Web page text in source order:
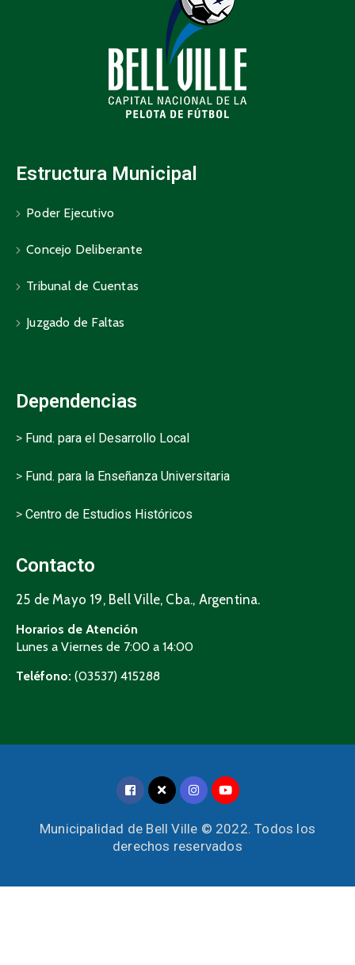
Estructura Municipal
Poder Ejecutivo
Concejo Deliberante
Tribunal de Cuentas
Juzgado de Faltas
Dependencias
> Fund. para el Desarrollo Local
> Fund. para la Enseñanza Universitaria
> Centro de Estudios Históricos
Contacto
25 de Mayo 19, Bell Ville, Cba., Argentina.
Horarios de Atención
Lunes a Viernes de 7:00 a 14:00
Teléfono: (03537) 415288
Municipalidad de Bell Ville © 2022. Todos los
derechos reservados